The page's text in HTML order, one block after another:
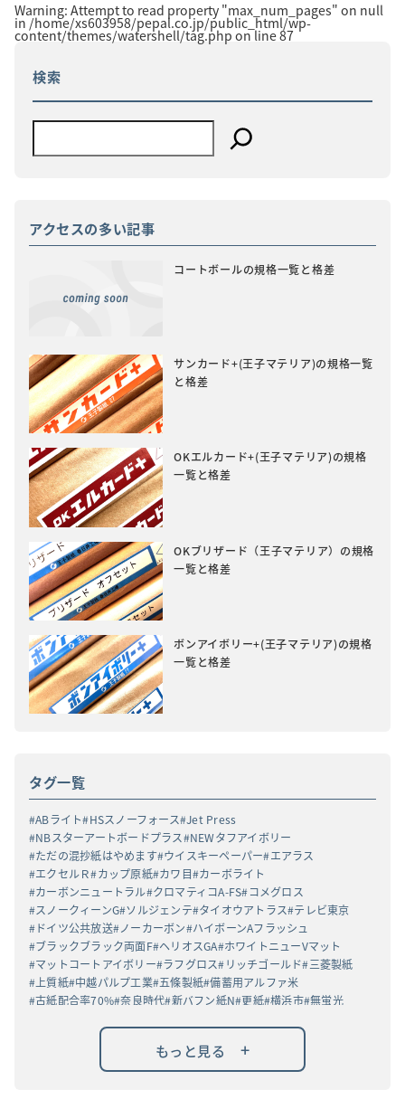
Warning: Attempt to read property "max_num_pages" on null
in /home/xs603958/pepal.co.jp/public_html/wp-
content/themes/watershell/tag.php on line87
検索
アクセスの多い記事
コートボールの規格一覧と格差
サンカード+(王子マテリア)の規格一覧
と格差
OKエルカード+(王子マテリア)の規格
一覧と格差
OKブリザード（王子マテリア）の規格
一覧と格差
ボンアイボリー+(王子マテリア)の規格
一覧と格差
タグ一覧
ABライト HSスノーフォース Jet Press
NBスターアートボードプラス NEWタフアイボリー
ただの混抄紙はやめます ウイスキーペーパー エアラス
エクセルＲ カップ原紙 カワ目 カーボライト
カーボンニュートラル クロマティコA-FS コメグロス
スノークィーンG ソルジェンテ タイオウアトラス テレビ東京
ドイツ公共放送 ノーカーボン ハイボーンAフラッシュ
ブラックブラック両面F ヘリオスGA ホワイトニューVマット
マットコートアイボリー ラフグロス リッチゴールド 三菱製紙
上質紙 中越パルプ工業 五條製紙 備蓄用アルファ米
古紙配合率70% 奈良時代 新バフン紙N 更紙 横浜市 無蛍光
もっと見る +